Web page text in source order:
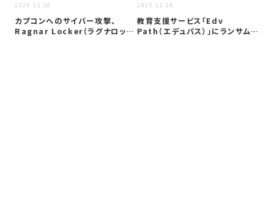
2020.11.20
カプコンへのサイバー攻撃、
Ragnar Locker（ラグナロッカ
2025.12.24
教育支援サービス「Edv
Path（エデュパス）」にランサムウ